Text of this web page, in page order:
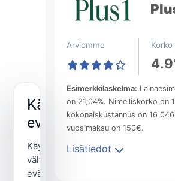
Arviomme Korko
Esimerkkilaskelma:
on 21,04%. Nimelliskorko on
kokonaiskustannus on 16
vuosimaksu on 150€.
Lisätiedot
Käytämme
evästeitä
Käytämme
välttämättömiä
evästeitä